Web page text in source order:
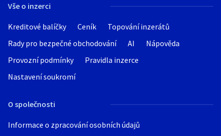
Vše o inzerci
Kreditové balíčky Ceník
Topování inzerátů
Rady pro bezpečné obchodování
AI
Nápověda
Provozní podmínky
Pravidla inzerce
Nastavení soukromí
O společnosti
Informace o zpracování osobních údajů